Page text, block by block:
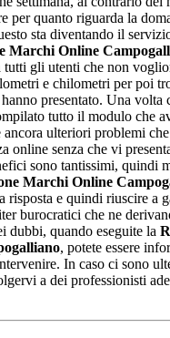
per quanto riguarda la
sta diventando il
Marchi Online
tutti gli utenti che non
e chilometri per poi
presentato. Una volta
tutto il modulo che
ancora ulteriori problemi
online senza che vi
sono tantissimi, quindi
Marchi Online
risposta e quindi riuscire a
burocratici che ne
dubbi, quando eseguite la
, potete essere
In caso ci sono
a dei professionisti